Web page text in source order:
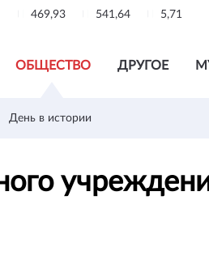
469,93 541,64 5,71
ОБЩЕСТВО ДРУГОЕ
День в истории